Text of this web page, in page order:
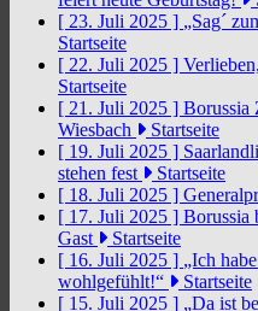
[ 23. Juli 2025 ] „Sag´
Startseite
[ 22. Juli 2025 ]
Startseite
[ 21. Juli 2025 ]
Wiesbach
Startseite
[ 19. Juli 2025 ]
stehen fest
Startseite
[ 18. Juli 2025 ]
[ 17. Juli 2025 ] Borussia
Gast
Startseite
[ 16. Juli 2025 ] „Ich
wohlgefühlt!“
Startseite
[ 15. Juli 2025 ] „Da ist